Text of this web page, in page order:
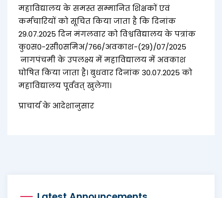
महाविद्यालय के समस्त सम्मानित शिक्षकों एवं
कर्मचारियों को सूचित किया जाता है कि दिनांक
29.07.2025 दिन मंगलवार को विश्वविद्यालय के पत्रांक
कु0स0-2सी0समिअ/766/अवकाश-(29)/07/2025
नागपंचमी के उपलक्ष्य में महाविद्यालय में अवकाश
घोषित किया जाता है। बुधवार दिनांक 30.07.2025 को
महाविद्यालय पूर्ववत् खुलेगा।
प्राचार्य के आदेशानुसार